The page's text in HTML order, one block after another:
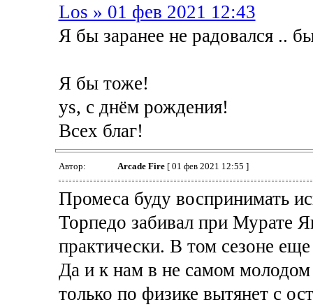
Los » 01 фев 2021 12:43
Я бы заранее не радовался ..
Я бы тоже!
ys, с днём рождения!
Всех благ!
Автор: Arcade Fire[ 01 фев 2021 12:55 ]
Промеса буду воспринимать
Торпедо забивал при Мурате
практически. В том сезоне
Да и к нам в не самом молодом
только по физике вытянет с